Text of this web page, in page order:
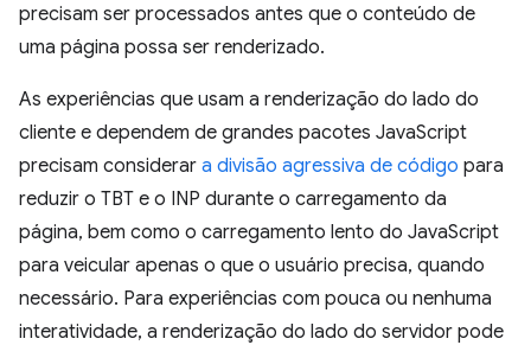
precisam ser processados antes que o conteúdo de
uma página possa ser renderizado.
As experiências que usam a renderização do lado do
cliente e dependem de grandes pacotes JavaScript
precisam considerar a divisão agressiva de código para
reduzir o TBT e o INP durante o carregamento da
página, bem como o carregamento lento do JavaScript
para veicular apenas o que o usuário precisa, quando
necessário. Para experiências com pouca ou nenhuma
interatividade, a renderização do lado do servidor pode